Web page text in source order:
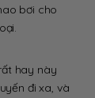
bơi cho
hay này
đi xa, và